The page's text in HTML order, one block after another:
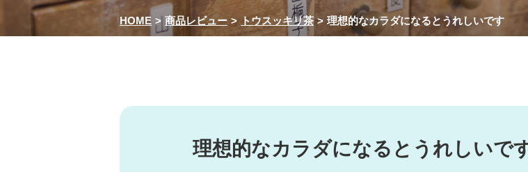
HOME 商品レビュー トウスッキリ茶 理想的なカラダになるとうれしいです
理想的なカラダになるとうれしいで